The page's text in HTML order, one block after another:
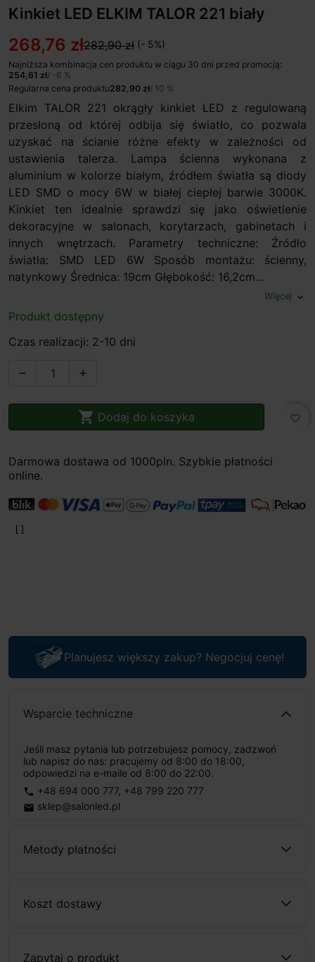
Kinkiet LED ELKIM TALOR 221 biały
268,76 zł282,90 zł (- 5%)
Najniższa kombinacja cen produktu w ciągu 30 dni przed promocją:
254,61 zł/ -6 %
Regularna cena produktu282,90 zł/ 10 %
Elkim TALOR 221 okrągły kinkiet LED z regulowaną
przesłoną od której odbija się światło, co pozwala
uzyskać na ścianie różne efekty w zależności od
ustawienia talerza. Lampa ścienna wykonana z
aluminium w kolorze białym, źródłem światła są diody
LED SMD o mocy 6W w białej ciepłej barwie 3000K.
Kinkiet ten idealnie sprawdzi się jako oświetlenie
dekoracyjne w salonach, korytarzach, gabinetach i
innych wnętrzach. Parametry techniczne: Źródło
światła: SMD LED 6W Sposób montażu: ścienny,
natynkowy Średnica: 19cm Głębokość: 16,2cm...
Więcej expand_more
Produkt dostępny
Czas realizacji: 2-10 dni
 
 Dodaj do koszyka favorite_border
Darmowa dostawa od 1000pln. Szybkie płatności
online.
Planujesz większy zakup? Negocjuj cenę!
Wsparcie techniczne
Jeśli masz pytania lub potrzebujesz pomocy, zadzwoń
lub napisz do nas: pracujemy od 8:00 do 18:00,
odpowiedzi na e-maile od 8:00 do 22:00.
phone +48 694 000 777, +48 799 220 777
email sklep@salonled.pl
Metody płatności
Koszt dostawy
Zapytaj o produkt